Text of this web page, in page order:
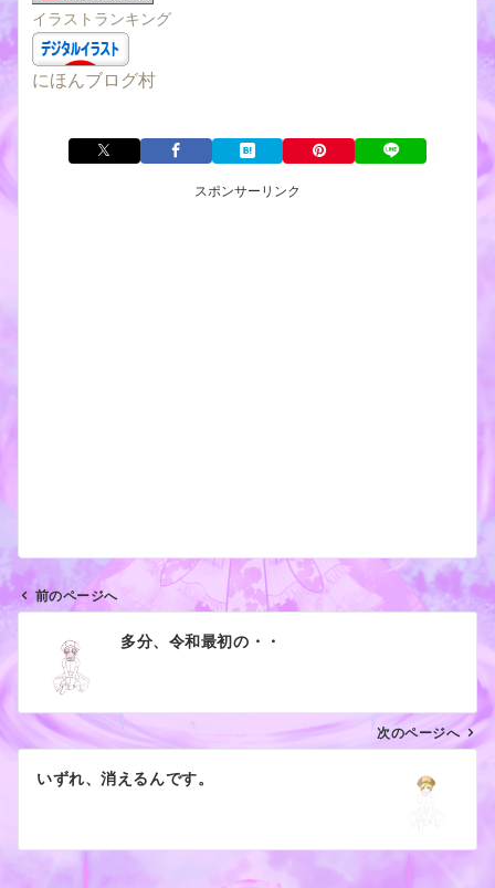
イラストランキング
にほんブログ村
スポンサーリンク
ン
前のページへ
多分、令和最初の・・
次のページへ
いずれ、消えるんです。